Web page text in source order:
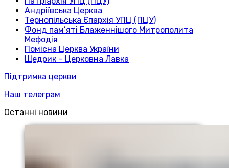
Андріївська Церква
Тернопільська Єпархія УПЦ (ПЦУ)
Фонд пам’яті Блаженнішого Митрополита
Мефодія
Помісна Церква України
Щедрик – Церковна Лавка
Підтримка церкви
Наш телеграм
Останні новини